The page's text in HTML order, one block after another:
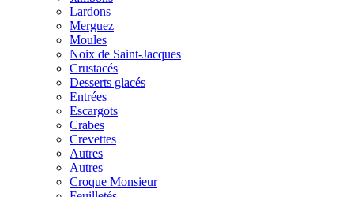
Lardons
Merguez
Moules
Noix de Saint-Jacques
Crustacés
Desserts glacés
Entrées
Escargots
Crabes
Crevettes
Autres
Autres
Croque Monsieur